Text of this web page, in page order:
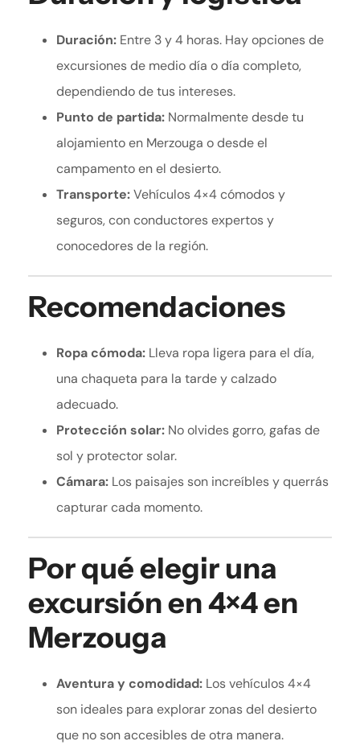
Duración: Entre 3 y 4 horas. Hay opciones de
excursiones de medio día o día completo,
dependiendo de tus intereses.
Punto de partida: Normalmente desde tu
alojamiento en Merzouga o desde el
campamento en el desierto.
Transporte:Vehículos 4×4 cómodos y
seguros, con conductores expertos y
conocedores de la región.
Recomendaciones
Ropa cómoda: Lleva ropa ligera para el día,
una chaqueta para la tarde y calzado
adecuado.
Protección solar: No olvides gorro, gafas de
sol y protector solar.
Cámara: Los paisajes son increíbles y querrás
capturar cada momento.
Por qué elegir una
excursión en 4×4 en
Merzouga
Aventura y comodidad: Los vehículos 4×4
son ideales para explorar zonas del desierto
que no son accesibles de otra manera.